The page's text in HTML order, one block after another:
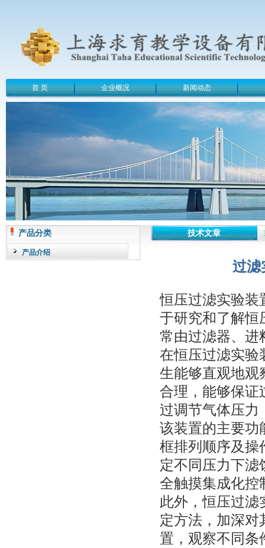
首 页 企业概况 新闻动态
产品分类
产品介绍
技术文章
过滤
恒压过滤实验装
于研究和了解恒
常由过滤器、进
在恒压过滤实验
生能够直观地观
合理，能够保证
过调节气体压力
该装置的主要功
框排列顺序及操
定不同压力下
全触摸集成化控
此外，恒压过
定方法，加深
置，观察不同条